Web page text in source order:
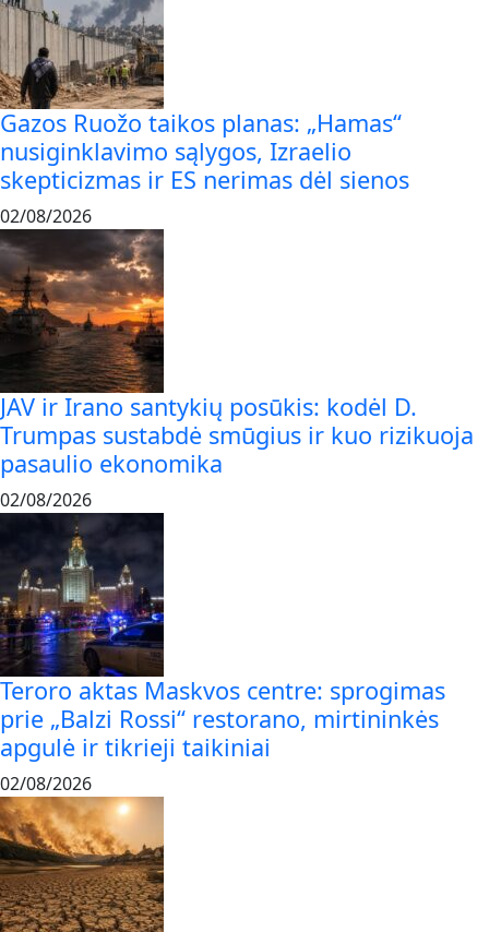
Gazos Ruožo taikos planas: „Hamas“
nusiginklavimo sąlygos, Izraelio
skepticizmas ir ES nerimas dėl sienos
02/08/2026
JAV ir Irano santykių posūkis: kodėl D.
Trumpas sustabdė smūgius ir kuo rizikuoja
pasaulio ekonomika
02/08/2026
Teroro aktas Maskvos centre: sprogimas
prie „Balzi Rossi“ restorano, mirtininkės
apgulė ir tikrieji taikiniai
02/08/2026